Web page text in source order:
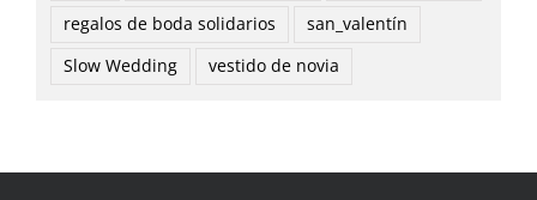
regalos de boda solidarios
san_valentín
Slow Wedding
vestido de novia